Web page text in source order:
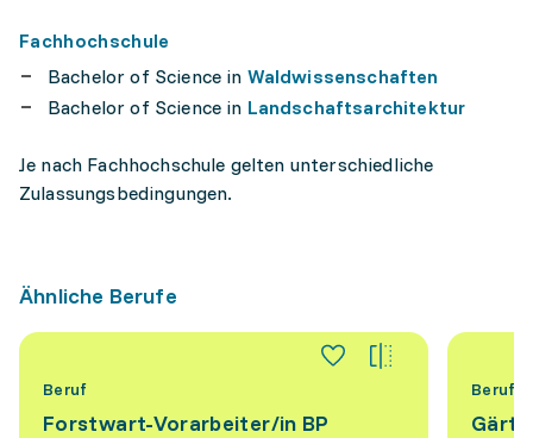
Fachhochschule
Bachelor of Science in Waldwissenschaften
Bachelor of Science in Landschaftsarchitektur
Je nach Fachhochschule gelten unterschiedliche
Zulassungsbedingungen.
Ähnliche Berufe
Beruf
Forstwart-Vorarbeiter/​in BP
Beruf